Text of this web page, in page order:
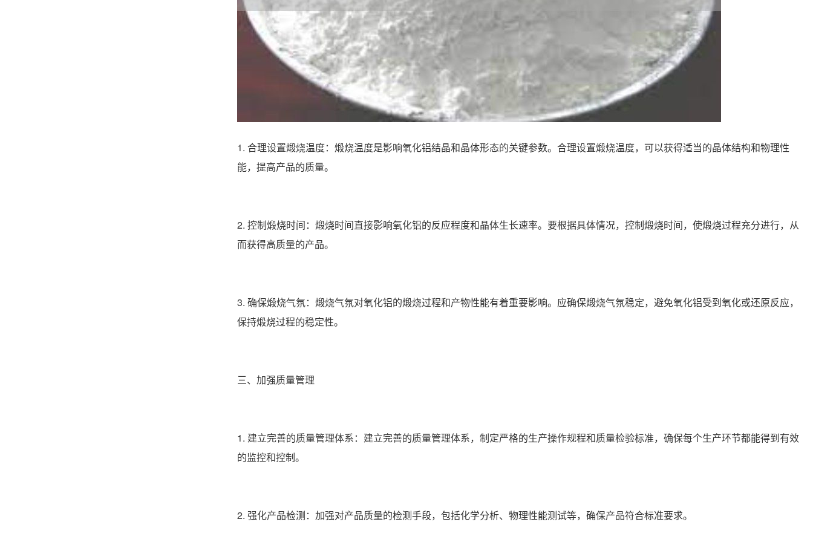
1. 合理设置煅烧温度：煅烧温度是影响氧化铝结晶和晶体形态的关键参数。合理设置煅烧温度，可以获得适当的晶体结构和物理性
能，提高产品的质量。
2. 控制煅烧时间：煅烧时间直接影响氧化铝的反应程度和晶体生长速率。要根据具体情况，控制煅烧时间，使煅烧过程充分进行，从
而获得高质量的产品。
3. 确保煅烧气氛：煅烧气氛对氧化铝的煅烧过程和产物性能有着重要影响。应确保煅烧气氛稳定，避免氧化铝受到氧化或还原反应，
保持煅烧过程的稳定性。
三、加强质量管理
1. 建立完善的质量管理体系：建立完善的质量管理体系，制定严格的生产操作规程和质量检验标准，确保每个生产环节都能得到有效
的监控和控制。
2. 强化产品检测：加强对产品质量的检测手段，包括化学分析、物理性能测试等，确保产品符合标准要求。